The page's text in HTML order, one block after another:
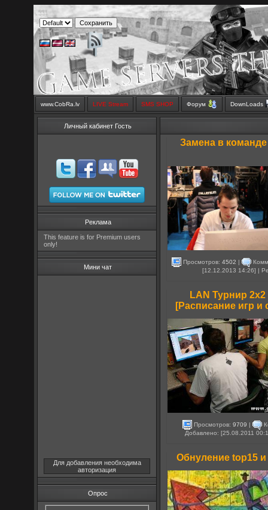
www.CobRa.lv LIVE Stream SMS SHOP Форум DownLoads
Личный кабинет Гость
Реклама
This feature is for Premium users
only!
Мини чат
Для добавления необходима
авторизация
Опрос
Замена в
Просмотров:4502 |
[12.12.2013 14:26] |
LAN Турнир
[Расписание игр
Просмотров:9709 |
Добавлено: [25.08.2011
Обнуление top15